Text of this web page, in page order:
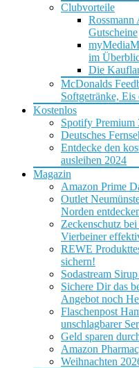
Clubvorteile
Rossmann
Gutscheine
im
Die
McDonalds
Softgetränke,
Kostenlos
Spotify Premium
Deutsches
Entdecke den
ausleihen 2024
Magazin
Amazon Prime
Outlet
Norden
Zeckenschutz
Vierbeiner
REWE
sichern!
Sodastream
Sichere Dir das
Angebot noch
Flaschenpost
unschlagbarer
Geld sparen
Amazon
Weihnachten